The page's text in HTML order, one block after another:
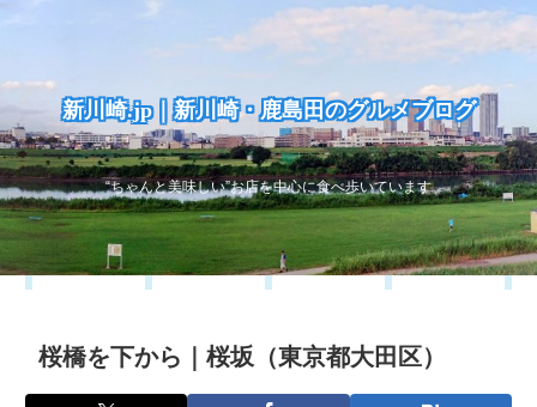
新川崎.jp｜新川崎・鹿島田のグルメブログ
“ちゃんと美味しい”お店を中心に食べ歩いています
桜橋を下から｜桜坂（東京都大田区）